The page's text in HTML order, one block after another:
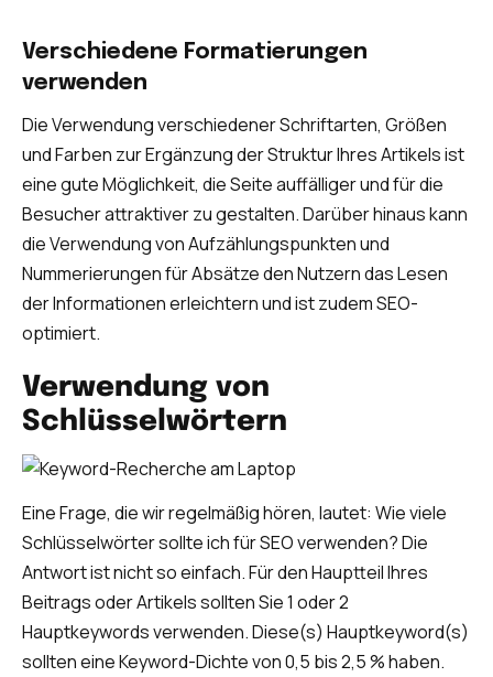
Verschiedene Formatierungen
verwenden
Die Verwendung verschiedener Schriftarten, Größen
und Farben zur Ergänzung der Struktur Ihres Artikels ist
eine gute Möglichkeit, die Seite auffälliger und für die
Besucher attraktiver zu gestalten. Darüber hinaus kann
die Verwendung von Aufzählungspunkten und
Nummerierungen für Absätze den Nutzern das Lesen
der Informationen erleichtern und ist zudem SEO-
optimiert.
Verwendung von
Schlüsselwörtern
Eine Frage, die wir regelmäßig hören, lautet: Wie viele
Schlüsselwörter sollte ich für SEO verwenden? Die
Antwort ist nicht so einfach. Für den Hauptteil Ihres
Beitrags oder Artikels sollten Sie 1 oder 2
Hauptkeywords verwenden. Diese(s) Hauptkeyword(s)
sollten eine Keyword-Dichte von 0,5 bis 2,5 % haben.